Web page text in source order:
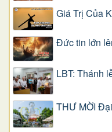
Giá Trị Của
Đức tin lớn
LBT: Thánh
THƯ MỜI